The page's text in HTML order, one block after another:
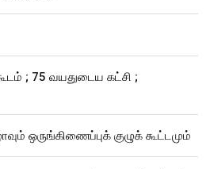
; 75 வயதுடைய கட்சி ;
ஒருங்கிணைப்புக் குழுக் கூட்டமும்